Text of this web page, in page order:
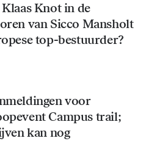
Knot in de
van Sicco Mansholt
top-bestuurder?
voor
Campus trail;
kan nog